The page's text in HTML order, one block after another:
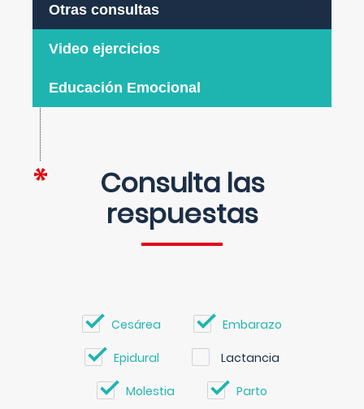
Otras consultas
Video ejercicios
Educación Emocional
Consulta las
respuestas
Cesárea Embarazo
Epidural Lactancia
Molestia Parto